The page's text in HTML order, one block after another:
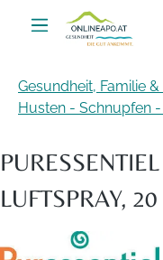
Zum Hauptinhalt springen
Gesundheit, Familie &
Husten - Schnupfen
LUFTSPRAY,